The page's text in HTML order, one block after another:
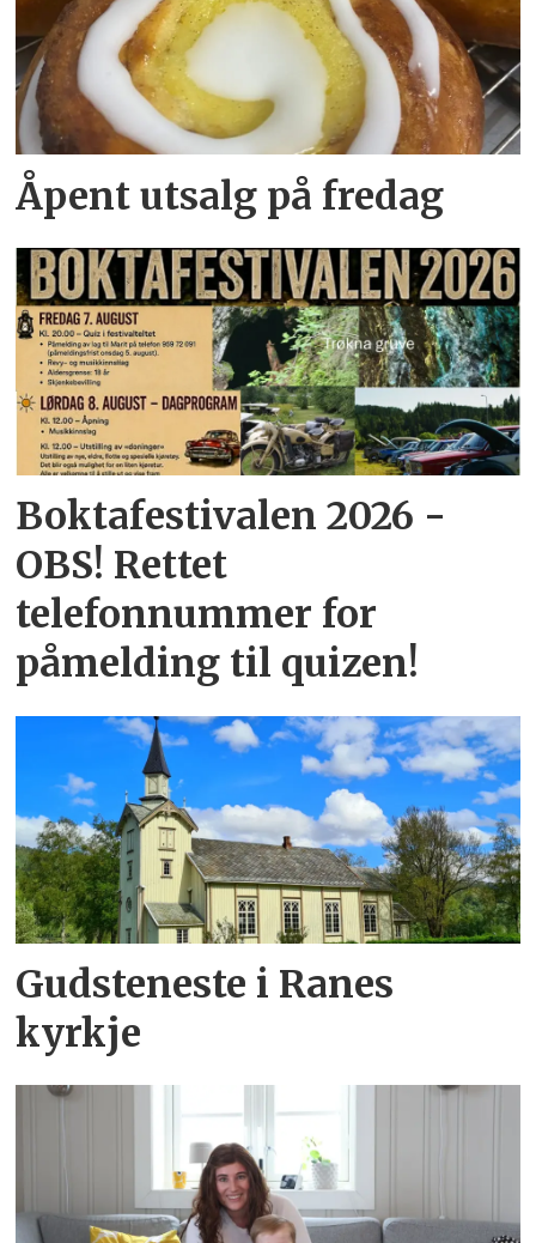
Åpent utsalg på fredag
Boktafestivalen 2026 -
OBS! Rettet
telefonnummer for
påmelding til quizen!
Gudsteneste i Ranes
kyrkje